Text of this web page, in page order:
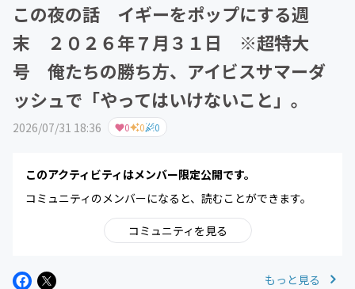
この夜の話 イギーをポップにする週
末 ２０２６年７月３１日 ※超特大
号 俺たちの勝ち方、アイビスサマーダ
ッシュで「やってはいけないこと」。
2026/07/31 18:36 0 0 0
このアクティビティはメンバー限定公開です。
コミュニティのメンバーになると、読むことができます。
コミュニティを見る
もっと見る